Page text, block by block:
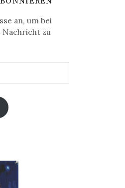
an, um bei
Nachricht zu